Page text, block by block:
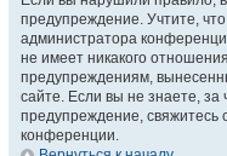
предупреждение. Учтите,
администратора
не имеет никакого
предупреждениям,
сайте. Если вы не знаете, за
предупреждение, свяжитесь
конференции.